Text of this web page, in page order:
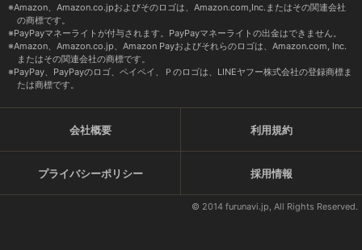
Amazon、Amazon.co.jpおよびそのロゴは、Amazon.com,Inc.またはその関連会社
の商標です。
PayPayマネーライトが付与されます。PayPayマネーライトの出金はできません。
Amazon、Amazon.co.jp、Amazon Payおよびそれらのロゴは、Amazon.com, Inc.
またはその関連会社の商標です。
PayPay、PayPayのロゴ、ペイペイ、Ｐのロゴは、LINEヤフー株式会社の登録商標ま
たは商標です。
会社概要 利用規約
プライバシーポリシー 採用情報
© 2014 furunavi.jp, All Rights Reserved.